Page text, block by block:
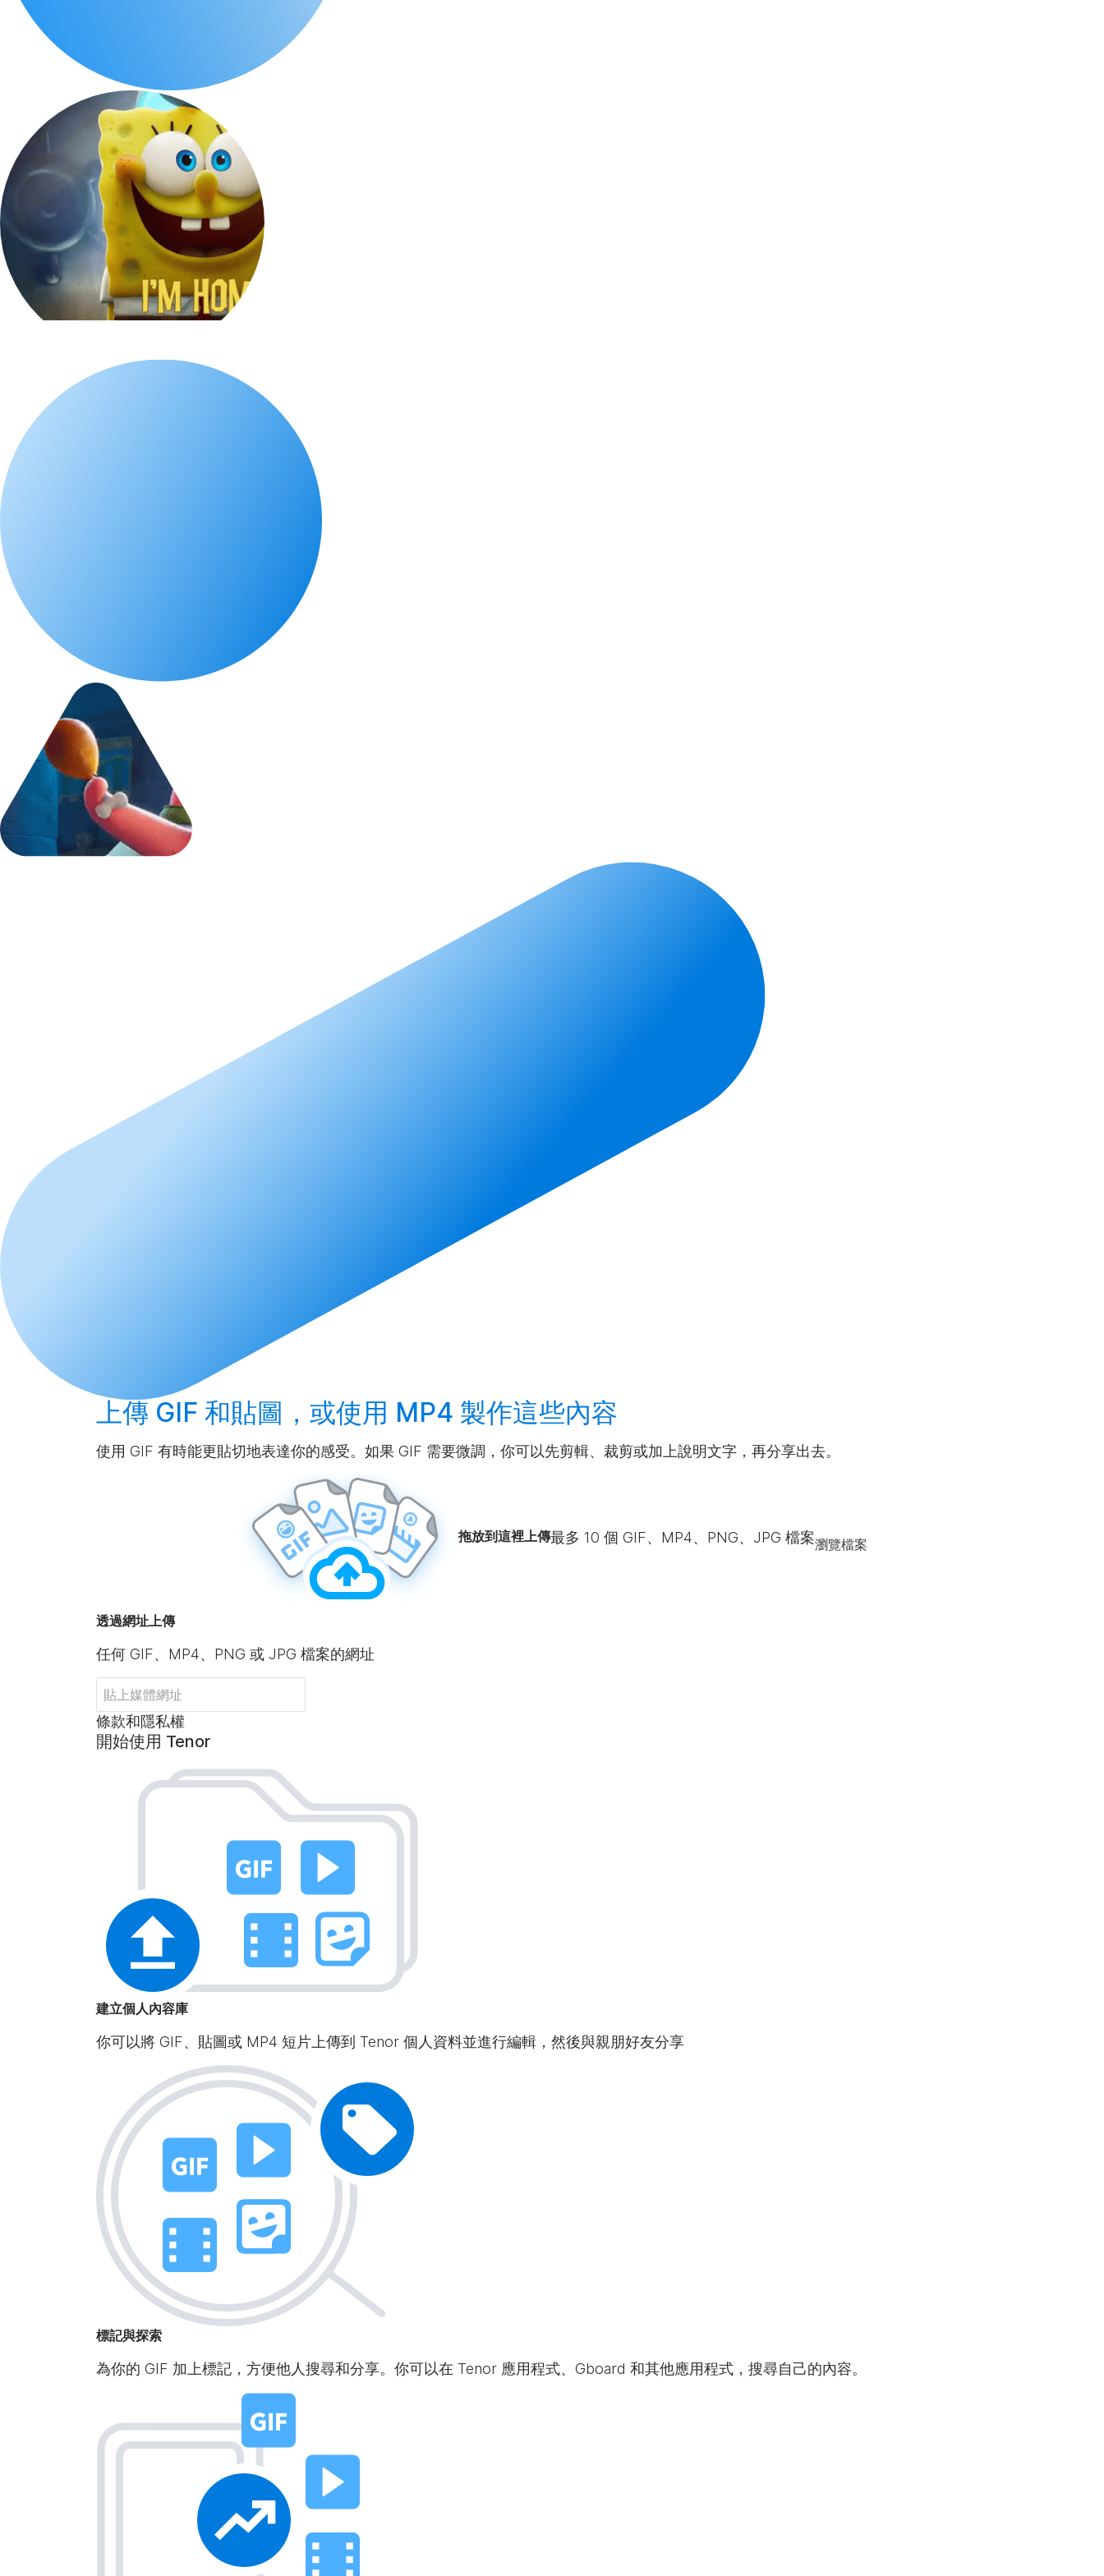
上傳 GIF 和貼圖，或使用 MP4 製作這些內容
使用 GIF 有時能更貼切地表達你的感受。如果 GIF 需要微調，你可以先剪輯、裁剪或加上說明文字，再分享出去。
拖放到這裡上傳最多 10 個 GIF、MP4、PNG、JPG 檔案瀏覽檔案
透過網址上傳
任何 GIF、MP4、PNG 或 JPG 檔案的網址
條款和隱私權
開始使用 Tenor
建立個人內容庫
你可以將 GIF、貼圖或 MP4 短片上傳到 Tenor 個人資料並進行編輯，然後與親朋好友分享
標記與探索
為你的 GIF 加上標記，方便他人搜尋和分享。你可以在 Tenor 應用程式、Gboard 和其他應用程式，搜尋自己的內容。